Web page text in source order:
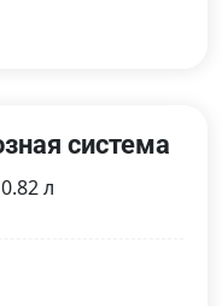
система
л